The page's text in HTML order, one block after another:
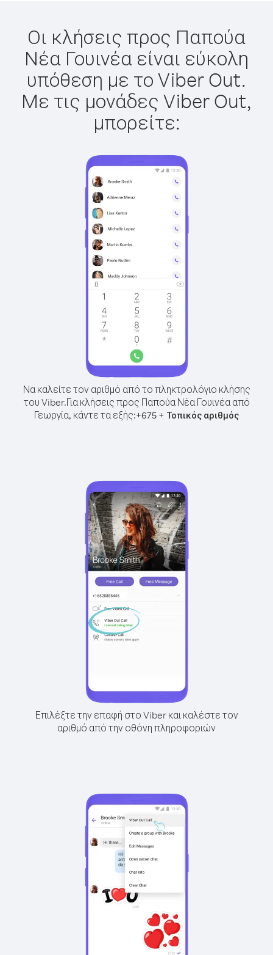
Οι κλήσεις προς Παπούα
Νέα Γουινέα είναι εύκολη
υπόθεση με το Viber Out.
Με τις μονάδες Viber Out,
μπορείτε:
Να καλείτε τον αριθμό από το πληκτρολόγιο κλήσης
του Viber.Για κλήσεις προς Παπούα Νέα Γουινέα από
Γεωργία, κάντε τα εξής:+675 + Τοπικός αριθμός
Επιλέξτε την επαφή στο Viber και καλέστε τον
αριθμό από την οθόνη πληροφοριών